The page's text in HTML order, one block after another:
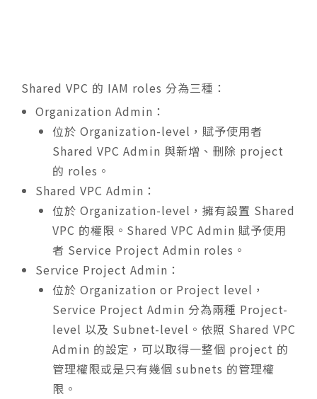
Shared VPC 的 IAM roles 分為三種：
Organization Admin：
位於 Organization-level，賦予使用者
Shared VPC Admin 與新增、刪除 project
的 roles。
Shared VPC Admin：
位於 Organization-level，擁有設置 Shared
VPC 的權限。Shared VPC Admin 賦予使用
者 Service Project Admin roles。
Service Project Admin：
位於 Organization or Project level，
Service Project Admin 分為兩種 Project-
level 以及 Subnet-level。依照 Shared VPC
Admin 的設定，可以取得一整個 project 的
管理權限或是只有幾個 subnets 的管理權
限。